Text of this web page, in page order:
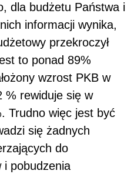
dla budżetu Państwa i
informacji wynika,
przekroczył
to ponad 89%
wzrost PKB w
% rewiduje się w
Trudno więc jest być
się żadnych
do
i pobudzenia